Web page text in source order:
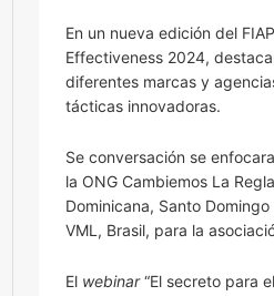
En un nueva edición del
Effectiveness 2024,
diferentes marcas y
tácticas innovadoras.
Se conversación se
la ONG Cambiemos La
Dominicana, Santo
VML, Brasil, para la
El webinar“El secreto para